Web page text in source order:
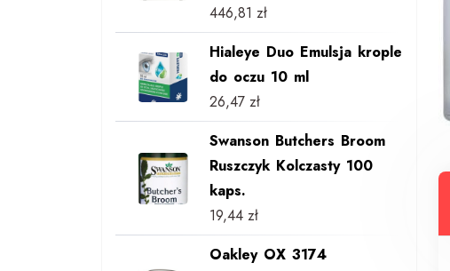
446,81 zł
Hialeye Duo Emulsja krople
do oczu 10 ml
26,47 zł
Swanson Butchers Broom
Ruszczyk Kolczasty 100
kaps.
19,44 zł
Oakley OX 3174